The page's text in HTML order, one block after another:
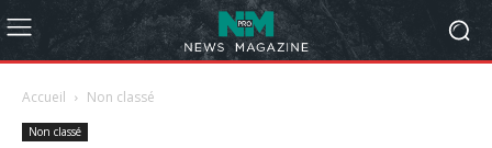
Accueil Non classé
Non classé